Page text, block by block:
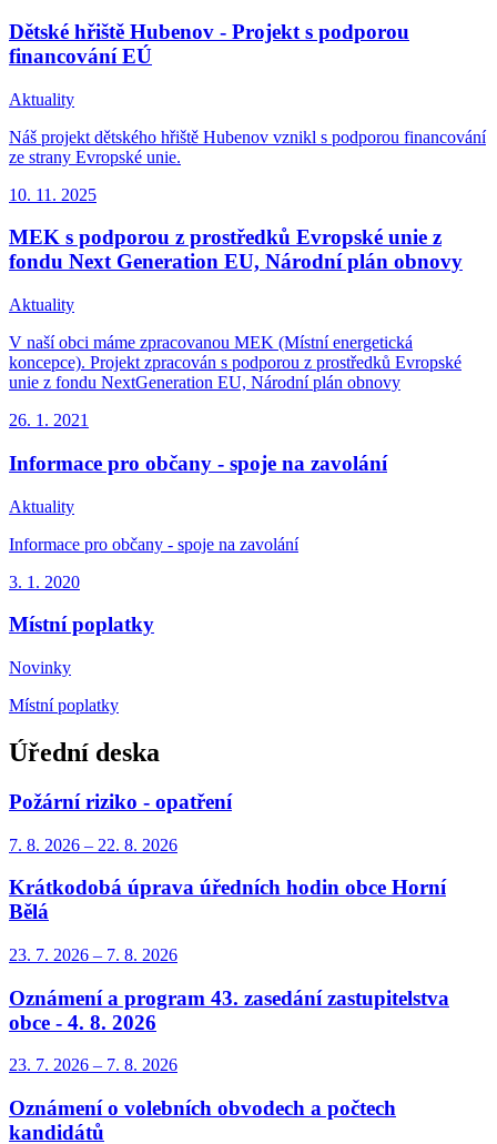
Dětské hřiště Hubenov - Projekt s podporou
financování EÚ
Aktuality
Náš projekt dětského hřiště Hubenov vznikl s podporou financování
ze strany Evropské unie.
10. 11. 2025
MEK s podporou z prostředků Evropské unie z
fondu Next Generation EU, Národní plán obnovy
Aktuality
V naší obci máme zpracovanou MEK (Místní energetická
koncepce). Projekt zpracován s podporou z prostředků Evropské
unie z fondu NextGeneration EU, Národní plán obnovy
26. 1. 2021
Informace pro občany - spoje na zavolání
Aktuality
Informace pro občany - spoje na zavolání
3. 1. 2020
Místní poplatky
Novinky
Místní poplatky
Úřední deska
Požární riziko - opatření
7. 8. 2026 – 22. 8. 2026
Krátkodobá úprava úředních hodin obce Horní
Bělá
23. 7. 2026 – 7. 8. 2026
Oznámení a program 43. zasedání zastupitelstva
obce - 4. 8. 2026
23. 7. 2026 – 7. 8. 2026
Oznámení o volebních obvodech a počtech
kandidátů